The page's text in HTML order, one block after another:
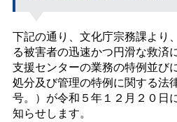
下記の通り、文化庁宗務課より
る被害者の迅速かつ円滑な救済
支援センターの業務の特例並び
処分及び管理の特例に関する法
号。）が令和５年１２月２０日
知らせします。